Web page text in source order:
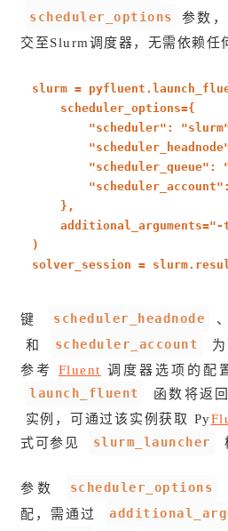
scheduler_options
参数
交至Slurm调度器，无需依赖任
slurm =
scheduler_options={
"scheduler" :
"scheduler_queue" :
"scheduler_account"
},
additional_arguments="-
)
solver_session =
键 scheduler_headnode 、
和
scheduler_account
参考 Fluent 调度器选项的配
launch_fluent
函数将返
实例，可通过该实例获取 Py
式可参见
slurm_launcher
参数 scheduler_options
配，需通过